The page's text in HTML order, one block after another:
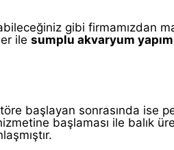
gibi firmamızdan
ile sumplu akvaryum
başlayan sonrasında ise
başlaması ile balık